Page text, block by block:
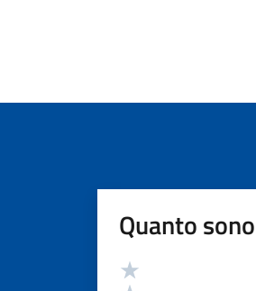
Quanto
Valutazione